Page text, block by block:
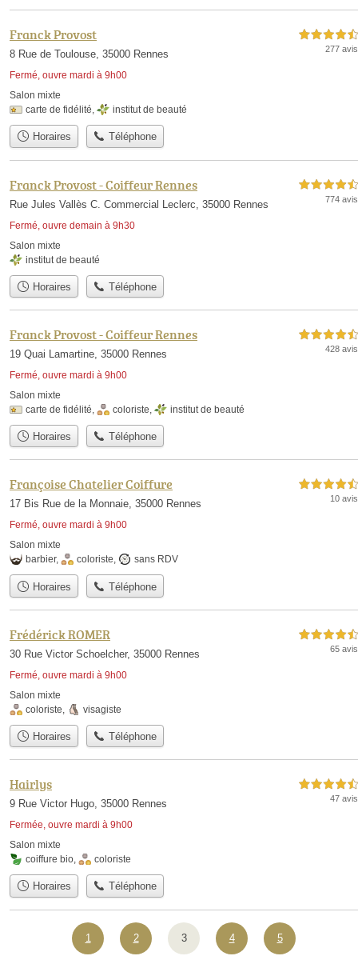
Franck Provost
8 Rue de Toulouse, 35000 Rennes
Fermé, ouvre mardi à 9h00
4,5 étoiles sur 5
277 avis
Salon mixte
carte de fidélité, institut de beauté
Horaires Téléphone
Franck Provost - Coiffeur Rennes
Rue Jules Vallès C. Commercial Leclerc, 35000 Rennes
Fermé, ouvre demain à 9h30
4,5 étoiles sur 5
774 avis
Salon mixte
institut de beauté
Horaires Téléphone
Franck Provost - Coiffeur Rennes
19 Quai Lamartine, 35000 Rennes
Fermé, ouvre mardi à 9h00
4,5 étoiles sur 5
428 avis
Salon mixte
carte de fidélité, coloriste, institut de beauté
Horaires Téléphone
Françoise Chatelier Coiffure
17 Bis Rue de la Monnaie, 35000 Rennes
Fermé, ouvre mardi à 9h00
4,5 étoiles sur 5
10 avis
Salon mixte
barbier, coloriste, sans RDV
Horaires Téléphone
Frédérick ROMER
30 Rue Victor Schoelcher, 35000 Rennes
Fermé, ouvre mardi à 9h00
4,5 étoiles sur 5
65 avis
Salon mixte
coloriste
visagiste
Horaires Téléphone
Hairlys
9 Rue Victor Hugo, 35000 Rennes
Fermée, ouvre mardi à 9h00
4,5 étoiles sur 5
47 avis
Salon mixte
coiffure bio, coloriste
Horaires Téléphone
1 2 3 4 5